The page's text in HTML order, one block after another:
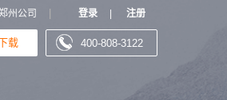
州公司 登录 注册
载 400-808-3122